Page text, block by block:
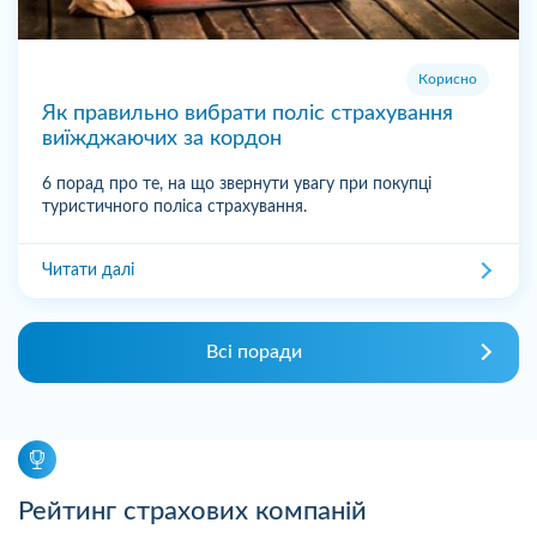
Корисно
Як правильно вибрати поліс страхування
виїжджаючих за кордон
6 порад про те, на що звернути увагу при покупці
туристичного поліса страхування.
Читати далі
Всі поради
Рейтинг страхових компаній